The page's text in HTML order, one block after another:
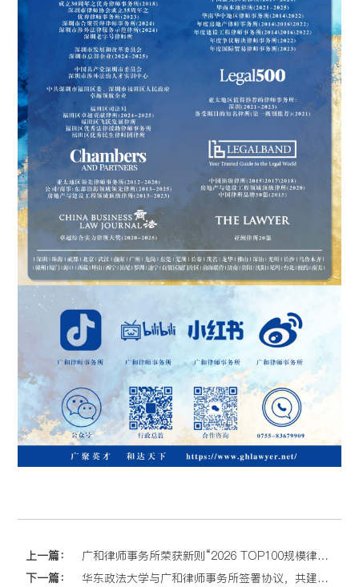
上一篇：
广和律师事务所荣获新则“2026 TOP100规模律所榜”等三项行业大奖
下一篇：
华东政法大学与广和律师事务所签署协议，共建涉外法治人才协同培养暨教学实践基地